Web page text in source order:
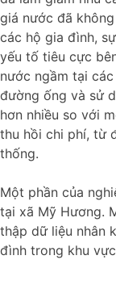
giá nước đã
các hộ gia đình,
yếu tố tiêu cực
nước ngầm tại
đường ống và sử
hơn nhiều so với
thu hồi chi phí, từ
thống.
Một phần của
tại xã Mỹ Hương.
thập dữ liệu nhân
đình trong khu